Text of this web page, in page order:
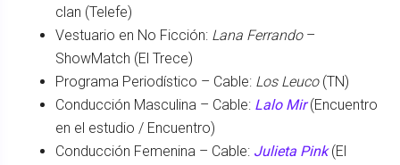
clan (Telefe)
Vestuario en No Ficción: Lana Ferrando–
ShowMatch (El Trece)
Programa Periodístico – Cable: Los Leuco(TN)
Conducción Masculina – Cable: Lalo Mir(Encuentro
en el estudio / Encuentro)
Conducción Femenina – Cable: Julieta Pink(El